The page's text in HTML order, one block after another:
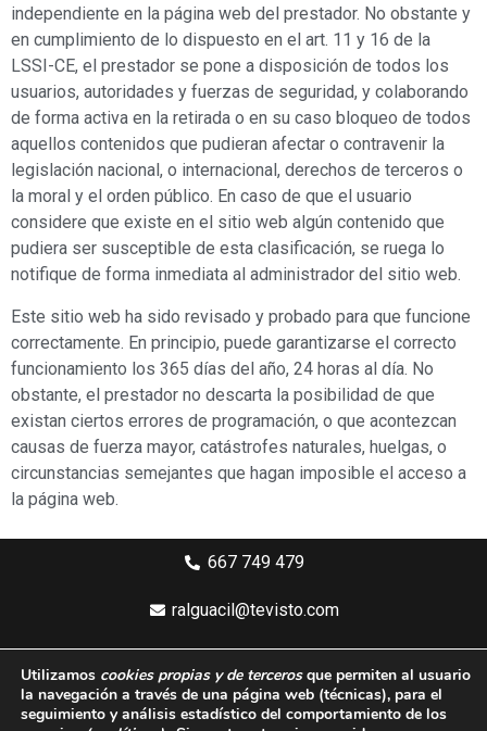
independiente en la página web del prestador. No obstante y
en cumplimiento de lo dispuesto en el art. 11 y 16 de la
LSSI-CE, el prestador se pone a disposición de todos los
usuarios, autoridades y fuerzas de seguridad, y colaborando
de forma activa en la retirada o en su caso bloqueo de todos
aquellos contenidos que pudieran afectar o contravenir la
legislación nacional, o internacional, derechos de terceros o
la moral y el orden público. En caso de que el usuario
considere que existe en el sitio web algún contenido que
pudiera ser susceptible de esta clasificación, se ruega lo
notifique de forma inmediata al administrador del sitio web.
Este sitio web ha sido revisado y probado para que funcione
correctamente. En principio, puede garantizarse el correcto
funcionamiento los 365 días del año, 24 horas al día. No
obstante, el prestador no descarta la posibilidad de que
existan ciertos errores de programación, o que acontezcan
causas de fuerza mayor, catástrofes naturales, huelgas, o
circunstancias semejantes que hagan imposible el acceso a
la página web.
667 749 479
ralguacil@tevisto.com
Aviso legal
Utilizamos cookies propias y de tercerosque permiten al usuario
la navegación a través de una página web (técnicas), para el
seguimiento y análisis estadístico del comportamiento de los